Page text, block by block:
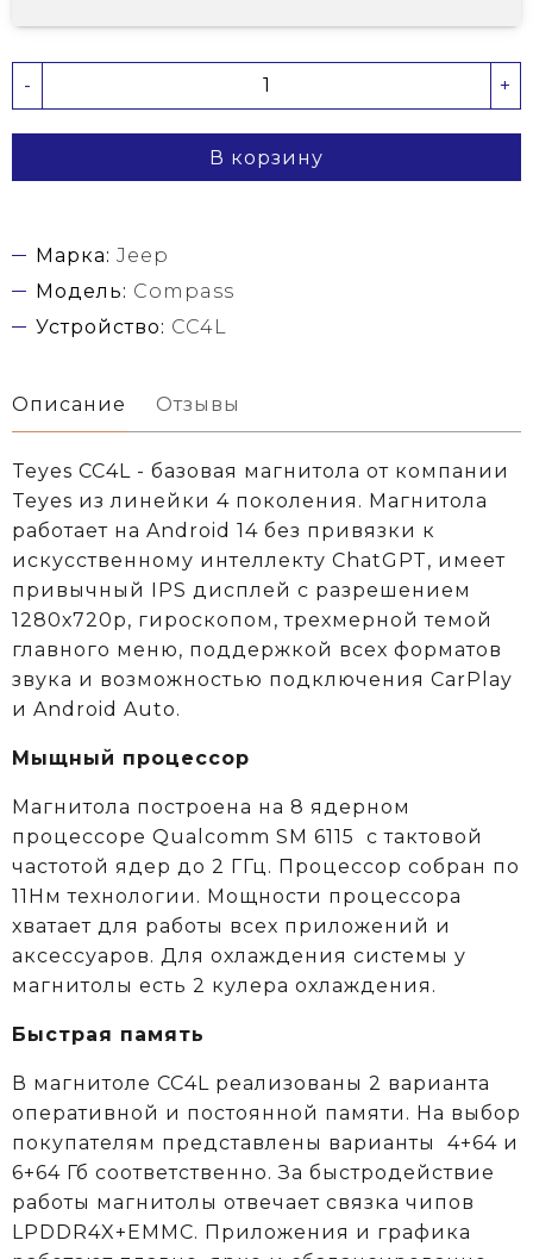
- +
В корзину
Марка: Jeep
Модель: Compass
Устройство: CC4L
Описание Отзывы
Teyes CC4L - базовая магнитола от компании
Teyes из линейки 4 поколения. Магнитола
работает на Android 14 без привязки к
искусственному интеллекту ChatGPT, имеет
привычный IPS дисплей с разрешением
1280х720р, гироскопом, трехмерной темой
главного меню, поддержкой всех форматов
звука и возможностью подключения CarPlay
и Android Auto.
Мыщный процессор
Магнитола построена на 8 ядерном
процессоре Qualcomm SM 6115
c тактовой
частотой ядер до 2 ГГц. Процессор собран по
11Нм технологии. Мощности процессора
хватает для работы всех приложений и
аксессуаров. Для охлаждения системы у
магнитолы есть 2 кулера охлаждения.
Быстрая память
В магнитоле CC4L реализованы 2 варианта
оперативной и постоянной памяти. На выбор
покупателям представлены варианты 4+64 и
6+64 Гб соответственно. За быстродействие
работы магнитолы отвечает связка чипов
LPDDR4X+EMMC. Приложения и графика